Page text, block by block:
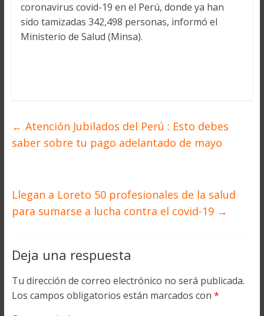
coronavirus covid-19 en el Perú, donde ya han
sido tamizadas 342,498 personas, informó el
Ministerio de Salud (Minsa).
← Atención Jubilados del Perú : Esto debes
saber sobre tu pago adelantado de mayo
Llegan a Loreto 50 profesionales de la salud
para sumarse a lucha contra el covid-19 →
Deja una respuesta
Tu dirección de correo electrónico no será publicada.
Los campos obligatorios están marcados con *